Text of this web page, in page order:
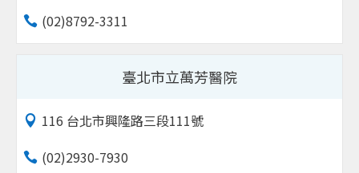
(02)8792-3311
臺北市立萬芳醫院
116 台北市興隆路三段111號
(02)2930-7930